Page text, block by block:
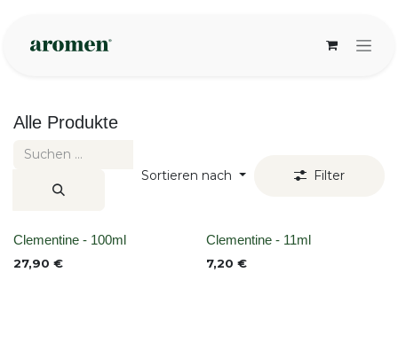
Alle Produkte
Sortieren nach Filter
None
Clementine - 100ml
27,90 € None
Clementine - 11ml
7,20 €